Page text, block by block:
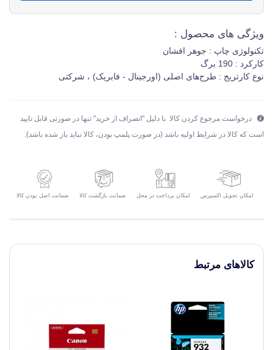
ویژگی های محصول :
تکنولوژی چاپ : جوهر افشان
کارکرد : 190 برگ
نوع کارتریج : طرح‌های اصلی (اورجینال - فابریک) ، شرکتی
درخواست مرجوع کردن کالا با دلیل "انصراف از خرید" تنها در صورتی قابل تایید
است که کالا در شرایط اولیه باشد (در صورت پلمپ بودن، کالا نباید باز شده باشد).
امکان تحویل اکسپرس امکان پرداخت در محل ضمانت بازگشت کالا ضمانت اصل بودن کالا
کالاهای مرتبط